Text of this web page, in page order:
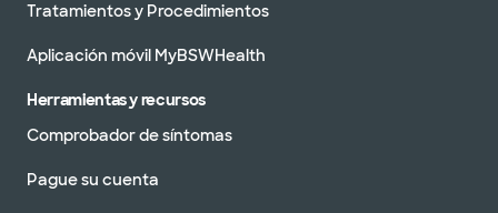
Tratamientos y Procedimientos
Aplicación móvil MyBSWHealth
Herramientas y recursos
Comprobador de síntomas
Pague su cuenta